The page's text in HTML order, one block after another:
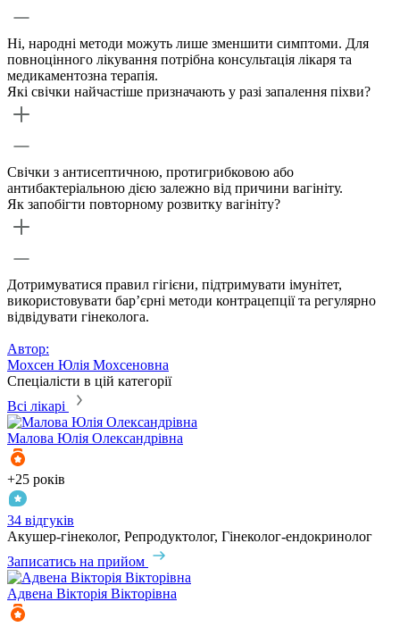
Ні, народні методи можуть лише зменшити симптоми. Для
повноцінного лікування потрібна консультація лікаря та
медикаментозна терапія.
Які свічки найчастіше призначають у разі запалення піхви?
Свічки з антисептичною, протигрибковою або
антибактеріальною дією залежно від причини вагініту.
Як запобігти повторному розвитку вагініту?
Дотримуватися правил гігієни, підтримувати імунітет,
використовувати бар’єрні методи контрацепції та регулярно
відвідувати гінеколога.
Автор:
Мохсен Юлія Мохсеновна
Спеціалісти в цій категорії
Всі лікарі
Малова Юлія Олександрівна
+25 років
34 відгуків
Акушер-гінеколог, Репродуктолог, Гінеколог-ендокринолог
Записатись на прийом
Адвена Вікторія Вікторівна